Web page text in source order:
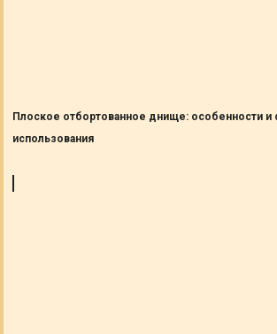
Плоское отбортованное днище: особенности и
использования